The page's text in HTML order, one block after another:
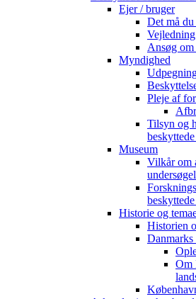
Ejer / bruger
Det må
Ansøg om
Myndighed
Pleje af
Tilsyn og
Museum
Vilkår om
Historie og
Historien
Om